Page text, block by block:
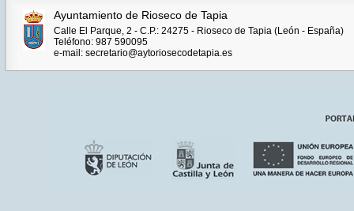
Ayuntamiento de Rioseco de Tapia
Calle El Parque, 2 - C.P.: 24275 - Rioseco de Tapia (León - España)
Teléfono: 987 590095
e-mail: secretario@aytoriosecodetapia.es